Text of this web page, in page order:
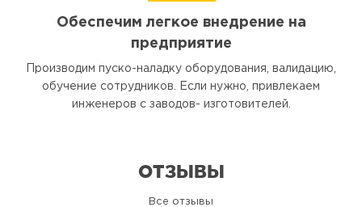
Обеспечим легкое внедрение на
предприятие
Производим пуско-наладку оборудования, валидацию,
обучение сотрудников. Если нужно, привлекаем
инженеров с заводов- изготовителей.
ОТЗЫВЫ
Все отзывы